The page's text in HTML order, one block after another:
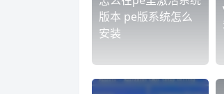
版本 pe版系统怎么
安装